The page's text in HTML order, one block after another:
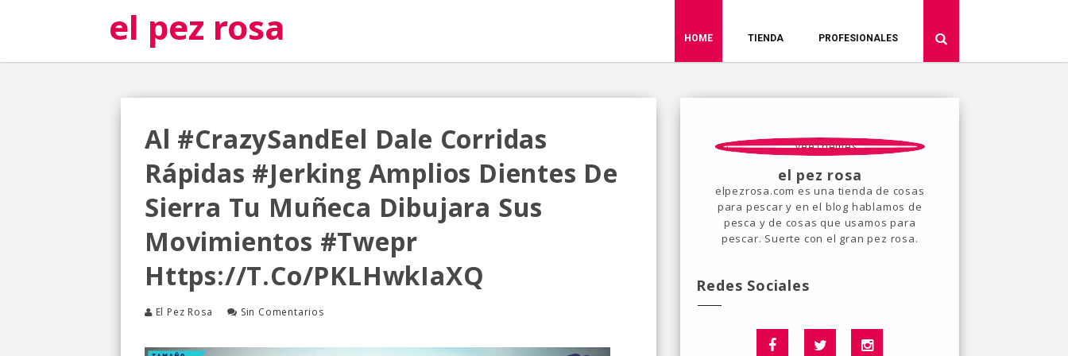
el pez rosa HOME TIENDA PROFESIONALES
Al #CrazySandEel Dale Corridas
Rápidas #Jerking Amplios Dientes De
Sierra Tu Muñeca Dibujara Sus
Movimientos #twepr
Https://t.co/PKLHwkIaXQ
El Pez Rosa Sin Comentarios
el pez rosa
elpezrosa.com es una tienda de cosas
para pescar y en el blog hablamos de
pesca y de cosas que usamos para
pescar. Suerte con el gran pez rosa.
Redes Sociales